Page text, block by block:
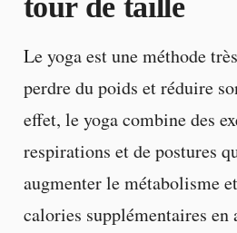
tour de taille
Le yoga est une méthode
perdre du poids et réduire
effet, le yoga combine des
respirations et de postures
augmenter le métabolisme
calories supplémentaires